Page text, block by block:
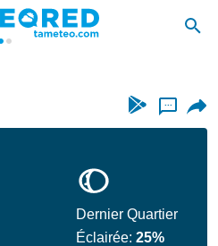
...
Dernier Quartier
Éclairée:25%